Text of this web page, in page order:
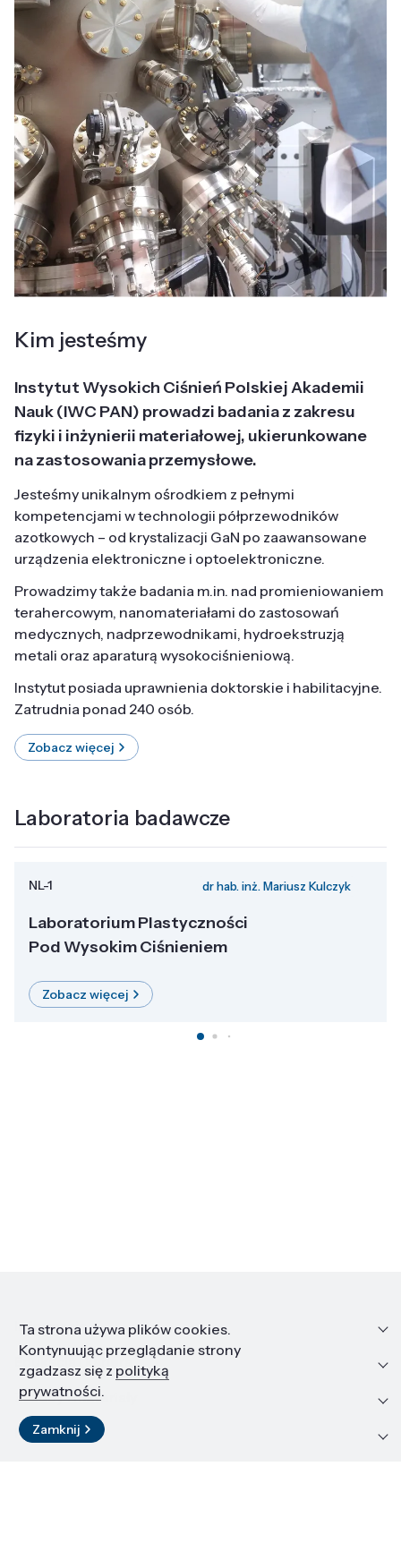
Kim jesteśmy
Instytut Wysokich Ciśnień Polskiej Akademii
Nauk (IWC PAN) prowadzi badania z zakresu
fizyki i inżynierii materiałowej, ukierunkowane
na zastosowania przemysłowe.
Jesteśmy unikalnym ośrodkiem z pełnymi
kompetencjami w technologii półprzewodników
azotkowych – od krystalizacji GaN po zaawansowane
urządzenia elektroniczne i optoelektroniczne.
Prowadzimy także badania m.in. nad promieniowaniem
terahercowym, nanomateriałami do zastosowań
medycznych, nadprzewodnikami, hydroekstruzją
metali oraz aparaturą wysokociśnieniową.
Instytut posiada uprawnienia doktorskie i habilitacyjne.
Zatrudnia ponad 240 osób.
Zobacz więcej
Laboratoria badawcze
NL-1 dr hab. inż. Mariusz Kulczyk
Laboratorium Plastyczności
Pod Wysokim Ciśnieniem
Zobacz więcej
Informacje
Edukacja i kariera
Zasoby i materiały
Kontakt
Ta strona używa plików cookies.
Kontynuując przeglądanie strony
zgadzasz się z polityką
prywatności.
Zamknij